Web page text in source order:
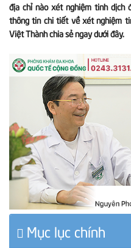
địa chỉ nào xét nghiệm tinh dịch
thông tin chi tiết về xét nghiệm
Việt Thành chia sẻ ngay dưới đây.
Mục lục chính